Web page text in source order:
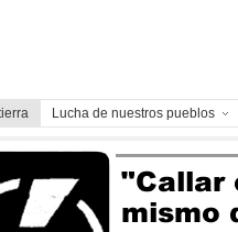
Lucha de nuestros pueblos